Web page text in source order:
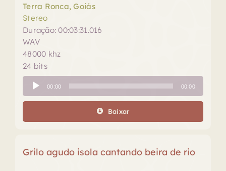
Terra Ronca, Goiás
Stereo
Duração: 00:03:31.016
WAV
48000 khz
24 bits
Tocador
de
áudio
00:00 00:00
Baixar
Grilo agudo isola cantando beira de rio